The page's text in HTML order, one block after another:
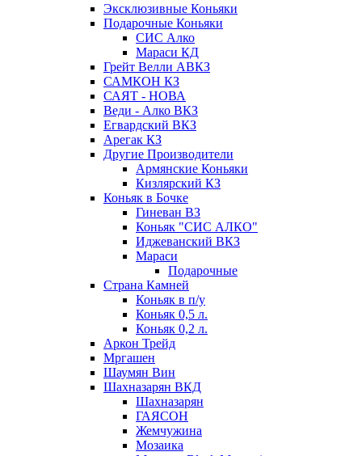
Эксклюзивные Коньяки
Подарочные Коньяки
СИС Алко
Мараси КД
Грейт Велли АВКЗ
САМКОН КЗ
САЯТ - НОВА
Веди - Алко ВКЗ
Егвардский ВКЗ
Арегак КЗ
Другие Производители
Армянские Коньяки
Кизлярский КЗ
Коньяк в Бочке
Гиневан ВЗ
Коньяк "СИС АЛКО"
Иджеванский ВКЗ
Мараси
Подарочные
Страна Камней
Коньяк в п/у
Коньяк 0,5 л.
Коньяк 0,2 л.
Аркон Трейд
Мргашен
Шаумян Вин
Шахназарян ВКД
Шахназарян
ГАЯСОН
Жемчужина
Мозаика